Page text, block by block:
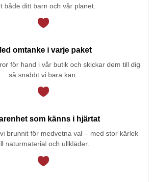
både ditt barn och vår planet.
omtanke i varje paket
för hand i vår butik och skickar dem till dig
så snabbt vi bara kan.
som känns i hjärtat
brunnit för medvetna val – med stor kärlek
naturmaterial och ullkläder.